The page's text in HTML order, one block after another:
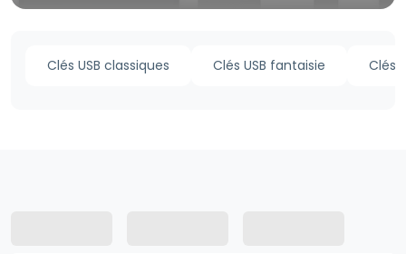
Clés USB classiques Clés USB fantaisie Clés